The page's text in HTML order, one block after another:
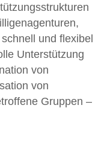
und flexibel
Unterstützung
von
von
Gruppen –